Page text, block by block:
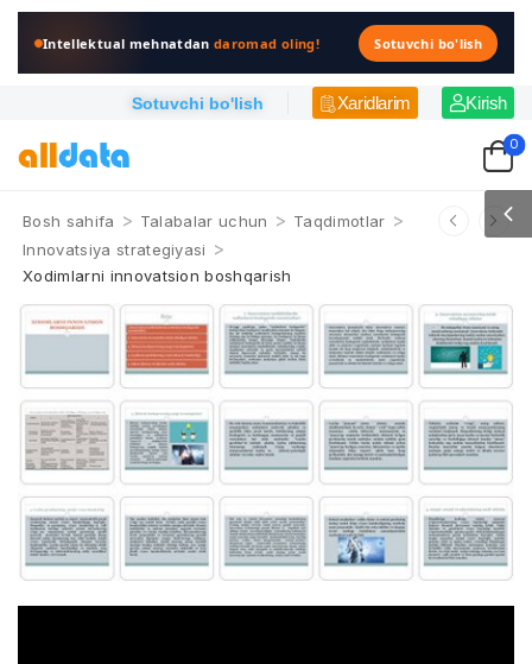
Intellektual mehnatdandaromad oling! Sotuvchi bo'lish
Sotuvchi bo'lish Xaridlarim Kirish
0
Bosh sahifa > Talabalar uchun > Taqdimotlar >
Innovatsiya strategiyasi >
Xodimlarni innovatsion boshqarish